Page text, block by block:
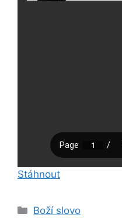
Stáhnout
Rubriky
Boží slovo